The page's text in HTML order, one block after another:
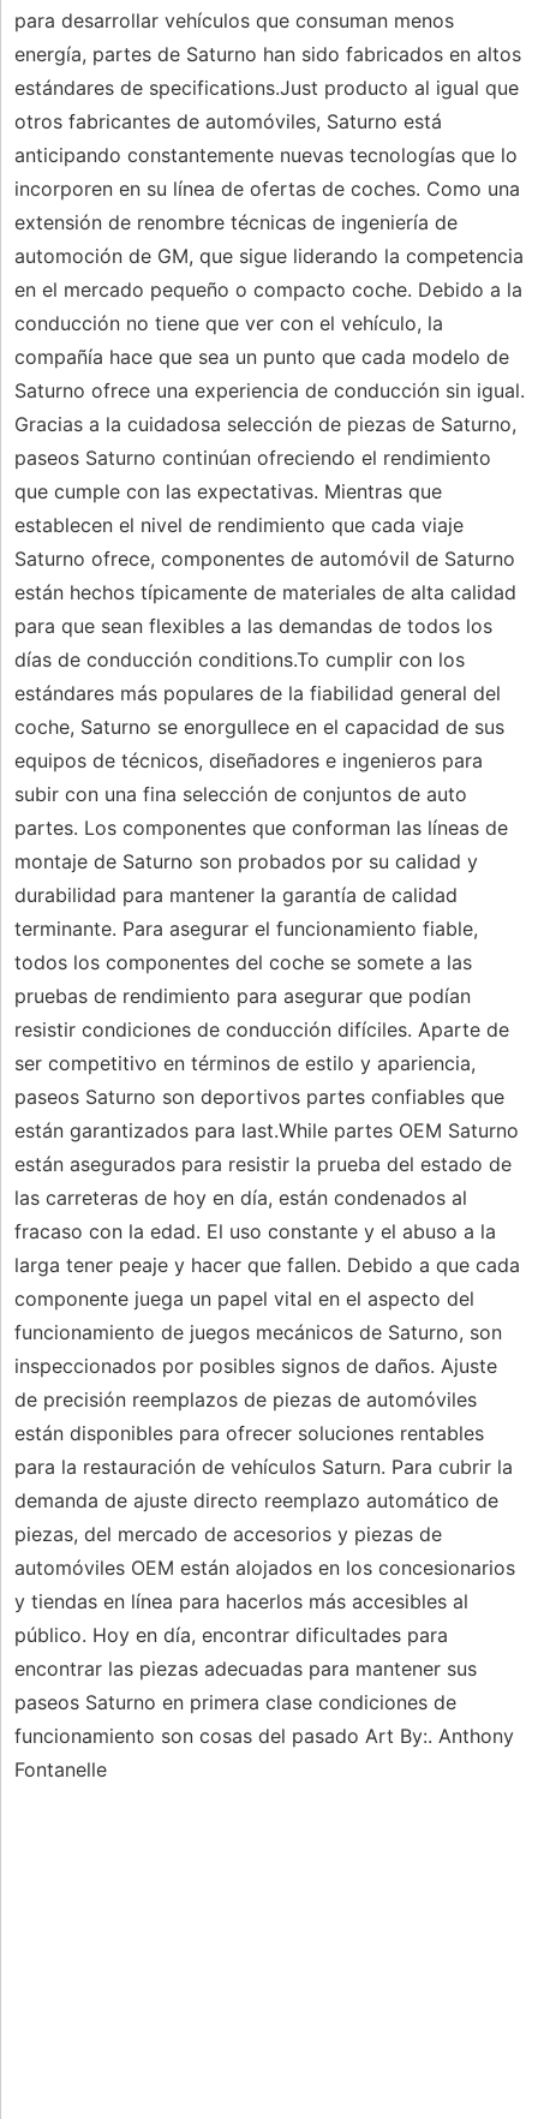
para desarrollar vehículos que consuman menos
energía, partes de Saturno han sido fabricados en altos
estándares de specifications.Just producto al igual que
otros fabricantes de automóviles, Saturno está
anticipando constantemente nuevas tecnologías que lo
incorporen en su línea de ofertas de coches. Como una
extensión de renombre técnicas de ingeniería de
automoción de GM, que sigue liderando la competencia
en el mercado pequeño o compacto coche. Debido a la
conducción no tiene que ver con el vehículo, la
compañía hace que sea un punto que cada modelo de
Saturno ofrece una experiencia de conducción sin igual.
Gracias a la cuidadosa selección de piezas de Saturno,
paseos Saturno continúan ofreciendo el rendimiento
que cumple con las expectativas. Mientras que
establecen el nivel de rendimiento que cada viaje
Saturno ofrece, componentes de automóvil de Saturno
están hechos típicamente de materiales de alta calidad
para que sean flexibles a las demandas de todos los
días de conducción conditions.To cumplir con los
estándares más populares de la fiabilidad general del
coche, Saturno se enorgullece en el capacidad de sus
equipos de técnicos, diseñadores e ingenieros para
subir con una fina selección de conjuntos de auto
partes. Los componentes que conforman las líneas de
montaje de Saturno son probados por su calidad y
durabilidad para mantener la garantía de calidad
terminante. Para asegurar el funcionamiento fiable,
todos los componentes del coche se somete a las
pruebas de rendimiento para asegurar que podían
resistir condiciones de conducción difíciles. Aparte de
ser competitivo en términos de estilo y apariencia,
paseos Saturno son deportivos partes confiables que
están garantizados para last.While partes OEM Saturno
están asegurados para resistir la prueba del estado de
las carreteras de hoy en día, están condenados al
fracaso con la edad. El uso constante y el abuso a la
larga tener peaje y hacer que fallen. Debido a que cada
componente juega un papel vital en el aspecto del
funcionamiento de juegos mecánicos de Saturno, son
inspeccionados por posibles signos de daños. Ajuste
de precisión reemplazos de piezas de automóviles
están disponibles para ofrecer soluciones rentables
para la restauración de vehículos Saturn. Para cubrir la
demanda de ajuste directo reemplazo automático de
piezas, del mercado de accesorios y piezas de
automóviles OEM están alojados en los concesionarios
y tiendas en línea para hacerlos más accesibles al
público. Hoy en día, encontrar dificultades para
encontrar las piezas adecuadas para mantener sus
paseos Saturno en primera clase condiciones de
funcionamiento son cosas del pasado Art By:. Anthony
Fontanelle